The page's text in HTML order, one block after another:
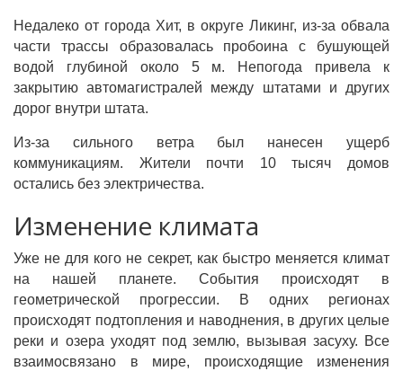
Недалеко от города Хит, в округе Ликинг, из-за обвала
части трассы образовалась пробоина с бушующей
водой глубиной около 5 м. Непогода привела к
закрытию автомагистралей между штатами и других
дорог внутри штата.
Из-за сильного ветра был нанесен ущерб
коммуникациям. Жители почти 10 тысяч домов
остались без электричества.
Изменение климата
Уже не для кого не секрет, как быстро меняется климат
на нашей планете. События происходят в
геометрической прогрессии. В одних регионах
происходят подтопления и наводнения, в других целые
реки и озера уходят под землю, вызывая засуху. Все
взаимосвязано в мире, происходящие изменения